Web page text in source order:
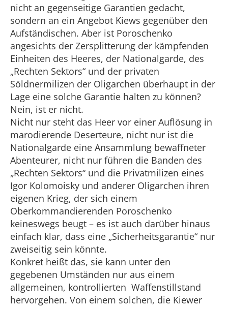
nicht an gegenseitige Garantien gedacht,
sondern an ein Angebot Kiews gegenüber den
Aufständischen. Aber ist Poroschenko
angesichts der Zersplitterung der kämpfenden
Einheiten des Heeres, der Nationalgarde, des
„Rechten Sektors“ und der privaten
Söldnermilizen der Oligarchen überhaupt in der
Lage eine solche Garantie halten zu können?
Nein, ist er nicht.
Nicht nur steht das Heer vor einer Auflösung in
marodierende Deserteure, nicht nur ist die
Nationalgarde eine Ansammlung bewaffneter
Abenteurer, nicht nur führen die Banden des
„Rechten Sektors“ und die Privatmilizen eines
Igor Kolomoisky und anderer Oligarchen ihren
eigenen Krieg, der sich einem
Oberkommandierenden Poroschenko
keineswegs beugt – es ist auch darüber hinaus
einfach klar, dass eine „Sicherheitsgarantie“ nur
zweiseitig sein könnte.
Konkret heißt das, sie kann unter den
gegebenen Umständen nur aus einem
allgemeinen, kontrollierten Waffenstillstand
hervorgehen. Von einem solchen, die Kiewer